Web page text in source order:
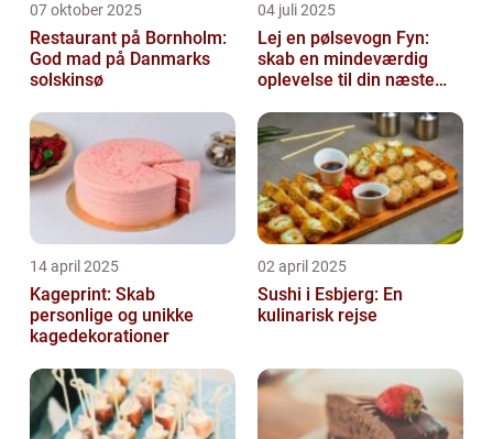
07 oktober 2025
Restaurant på Bornholm:
God mad på Danmarks
solskinsø
04 juli 2025
Lej en pølsevogn Fyn:
skab en mindeværdig
oplevelse til din næste
14 april 2025
Kageprint: Skab
personlige og unikke
kagedekorationer
02 april 2025
Sushi i Esbjerg: En
kulinarisk rejse